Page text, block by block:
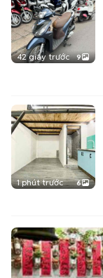
42 giây trước 9
1 phút trước 6